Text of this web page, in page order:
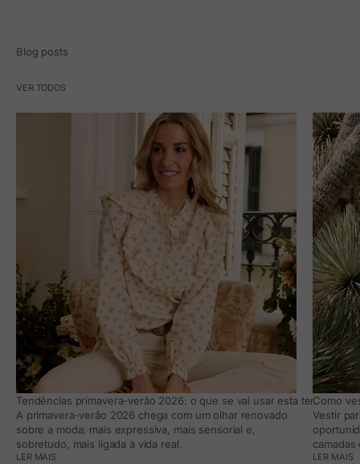
Blog posts
VER TODOS
Tendências primavera-verão 2026: o que se vai usar esta temporada
A primavera-verão 2026 chega com um olhar renovado
sobre a moda: mais expressiva, mais sensorial e,
sobretudo, mais ligada à vida real.
LER MAIS
Como
Vestir
LER MAIS